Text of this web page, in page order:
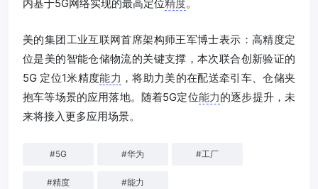
内基于5G网络实现的最高定位精度。
美的集团工业互联网首席架构师王军博士表示：高精度定
位是美的智能仓储物流的关键支撑，本次联合创新验证的
5G 定位1米精度能力 ，将助力美的在配送牵引车、仓储夹
抱车等场景的应用落地。随着5G定位能力的逐步提升，未
来将接入更多应用场景。
#5G #华为 #工厂
#精度 #能力